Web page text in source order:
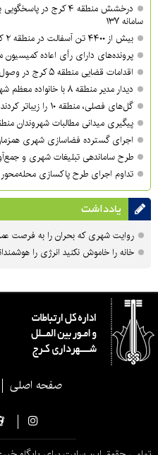
درخشش منطقه ۴ کرج در
سامانه ۱۳۷
بیش از ۴۴۰۰ تن آسفالت در منطقه ۲ کرج توزیع شد
پرونده‌های دارای رأی اعاده کمیسیون ماده ۱۰۰ تعیین
اقدامات قضایی منطقه ۵ کرج در وصول چک‌های برگشتی
دیدار مدیر منطقه ۸ با خانواده معظم شهید جواد ایزدی
گل‌های فصلی، منطقه ۱۰ را زیباتر کردند
پیگیری میدانی مطالبات شهروندان منطقه ۱ در دستور کار قرار
اجرای گسترده فضاسازی شهری همزمان
طرح ساماندهی تبلیغات شهری و جمع‌آوری
تداوم اجرای طرح پاکسازی محله‌محور در
یادداشت
روایت شهری که بحران را به فرصت
خانه را خاموش نکنید انرژی را
صفحه اصلی